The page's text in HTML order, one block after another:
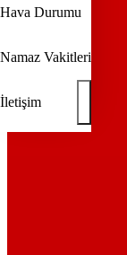
Hava Durumu
Namaz Vakitleri
İletişim
REKLAM